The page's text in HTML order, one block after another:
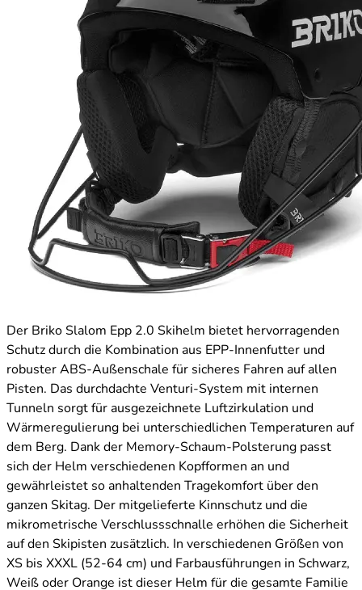
Der Briko Slalom Epp 2.0 Skihelm bietet hervorragenden
Schutz durch die Kombination aus EPP-Innenfutter und
robuster ABS-Außenschale für sicheres Fahren auf allen
Pisten. Das durchdachte Venturi-System mit internen
Tunneln sorgt für ausgezeichnete Luftzirkulation und
Wärmeregulierung bei unterschiedlichen Temperaturen auf
dem Berg. Dank der Memory-Schaum-Polsterung passt
sich der Helm verschiedenen Kopfformen an und
gewährleistet so anhaltenden Tragekomfort über den
ganzen Skitag. Der mitgelieferte Kinnschutz und die
mikrometrische Verschlussschnalle erhöhen die Sicherheit
auf den Skipisten zusätzlich. In verschiedenen Größen von
XS bis XXXL (52-64 cm) und Farbausführungen in Schwarz,
Weiß oder Orange ist dieser Helm für die gesamte Familie